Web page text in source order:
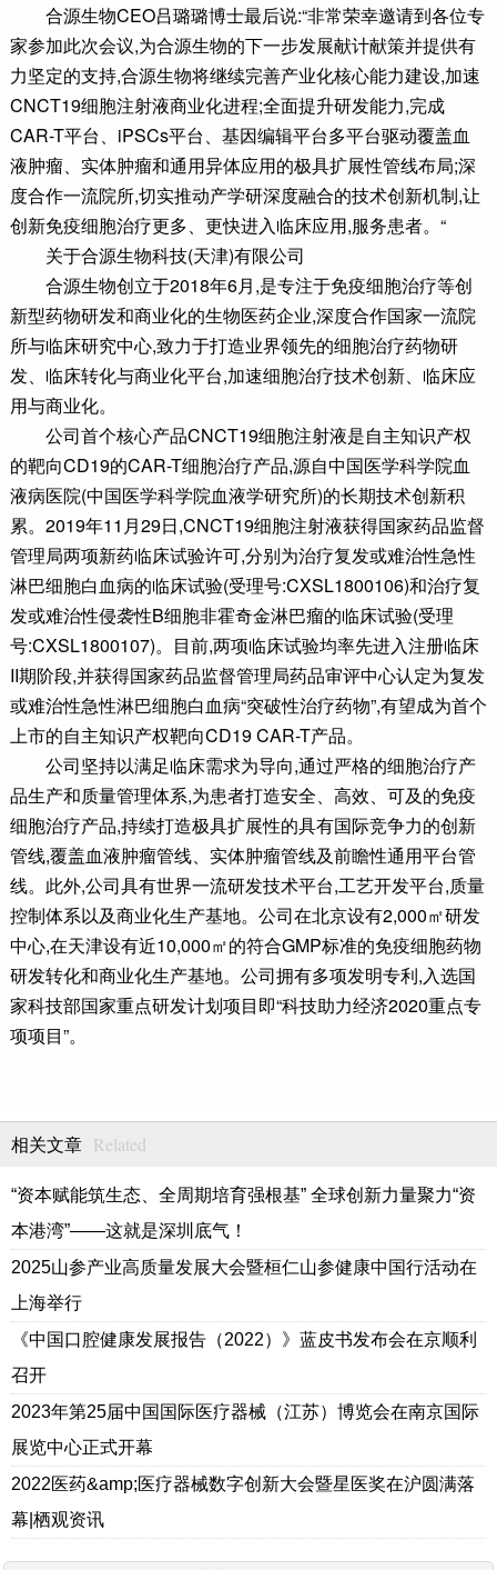
合源生物CEO吕璐璐博士最后说:“非常荣幸邀请到各位专
家参加此次会议,为合源生物的下一步发展献计献策并提供有
力坚定的支持,合源生物将继续完善产业化核心能力建设,加速
CNCT19细胞注射液商业化进程;全面提升研发能力,完成
CAR-T平台、iPSCs平台、基因编辑平台多平台驱动覆盖血
液肿瘤、实体肿瘤和通用异体应用的极具扩展性管线布局;深
度合作一流院所,切实推动产学研深度融合的技术创新机制,让
创新免疫细胞治疗更多、更快进入临床应用,服务患者。“
关于合源生物科技(天津)有限公司
合源生物创立于2018年6月,是专注于免疫细胞治疗等创
新型药物研发和商业化的生物医药企业,深度合作国家一流院
所与临床研究中心,致力于打造业界领先的细胞治疗药物研
发、临床转化与商业化平台,加速细胞治疗技术创新、临床应
用与商业化。
公司首个核心产品CNCT19细胞注射液是自主知识产权
的靶向CD19的CAR-T细胞治疗产品,源自中国医学科学院血
液病医院(中国医学科学院血液学研究所)的长期技术创新积
累。2019年11月29日,CNCT19细胞注射液获得国家药品监督
管理局两项新药临床试验许可,分别为治疗复发或难治性急性
淋巴细胞白血病的临床试验(受理号:CXSL1800106)和治疗复
发或难治性侵袭性B细胞非霍奇金淋巴瘤的临床试验(受理
号:CXSL1800107)。目前,两项临床试验均率先进入注册临床
II期阶段,并获得国家药品监督管理局药品审评中心认定为复发
或难治性急性淋巴细胞白血病“突破性治疗药物”,有望成为首个
上市的自主知识产权靶向CD19 CAR-T产品。
公司坚持以满足临床需求为导向,通过严格的细胞治疗产
品生产和质量管理体系,为患者打造安全、高效、可及的免疫
细胞治疗产品,持续打造极具扩展性的具有国际竞争力的创新
管线,覆盖血液肿瘤管线、实体肿瘤管线及前瞻性通用平台管
线。此外,公司具有世界一流研发技术平台,工艺开发平台,质量
控制体系以及商业化生产基地。公司在北京设有2,000㎡研发
中心,在天津设有近10,000㎡的符合GMP标准的免疫细胞药物
研发转化和商业化生产基地。公司拥有多项发明专利,入选国
家科技部国家重点研发计划项目即“科技助力经济2020重点专
项项目”。
相关文章 Related
“资本赋能筑生态、全周期培育强根基” 全球创新力量聚力“资
本港湾”——这就是深圳底气！
2025山参产业高质量发展大会暨桓仁山参健康中国行活动在
上海举行
《中国口腔健康发展报告（2022）》蓝皮书发布会在京顺利
召开
2023年第25届中国国际医疗器械（江苏）博览会在南京国际
展览中心正式开幕
2022医药&amp;医疗器械数字创新大会暨星医奖在沪圆满落
幕|栖观资讯